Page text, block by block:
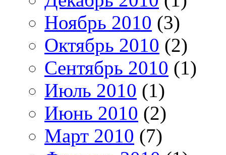
Ноябрь 2010 (3)
Октябрь 2010 (2)
Сентябрь 2010 (1)
Июль 2010 (1)
Июнь 2010 (2)
Март 2010 (7)